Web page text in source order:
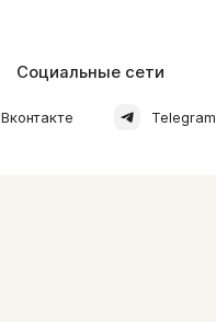
Социальные сети
Вконтакте Telegram